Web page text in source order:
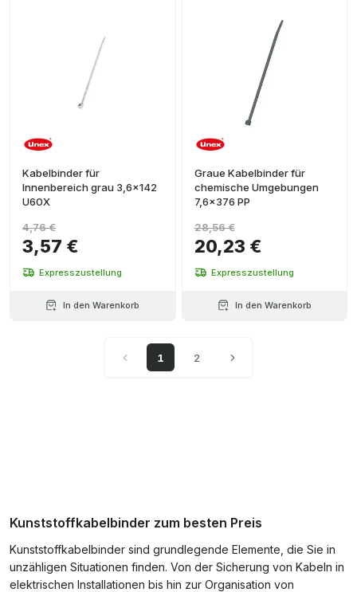
Kabelbinder für
Innenbereich grau 3,6x142
U60X
3,57 €
4,76 €
Expresszustellung
In den Warenkorb
Graue Kabelbinder für
chemische Umgebungen
7,6x376 PP
20,23 €
28,56 €
Expresszustellung
In den Warenkorb
1 2
Kunststoffkabelbinder zum besten Preis
Kunststoffkabelbinder sind grundlegende Elemente, die Sie in
unzähligen Situationen finden. Von der Sicherung von Kabeln in
elektrischen Installationen bis hin zur Organisation von